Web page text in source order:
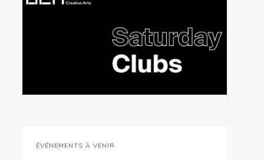
ÉVÉNEMENTS À VENIR